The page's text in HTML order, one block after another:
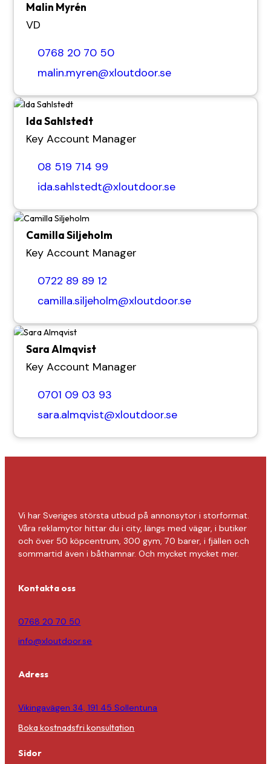
Malin Myrén
VD
0768 20 70 50
malin.myren@xloutdoor.se
Ida Sahlstedt
Key Account Manager
08 519 714 99
ida.sahlstedt@xloutdoor.se
Camilla Siljeholm
Key Account Manager
0722 89 89 12
camilla.siljeholm@xloutdoor.se
Sara Almqvist
Key Account Manager
0701 09 03 93
sara.almqvist@xloutdoor.se
Vi har Sveriges största utbud på annonsytor i storformat.
Våra reklamytor hittar du i city, längs med vägar, i butiker
och över 50 köpcentrum, 300 gym, 70 barer, i fjällen och
sommartid även i båthamnar. Och mycket mycket mer.
Kontakta oss
0768 20 70 50
info@xloutdoor.se
Adress
Vikingavägen 34, 191 45 Sollentuna
Boka kostnadsfri konsultation
Sidor